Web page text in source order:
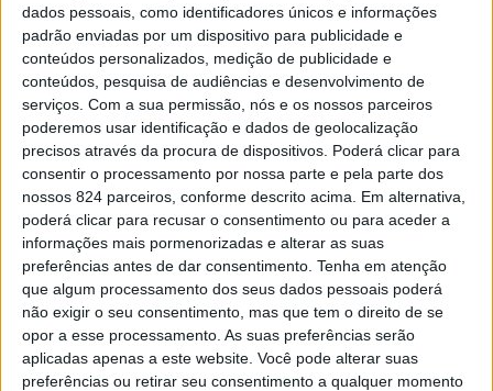
dados pessoais, como identificadores únicos e informações
padrão enviadas por um dispositivo para publicidade e
conteúdos personalizados, medição de publicidade e
conteúdos, pesquisa de audiências e desenvolvimento de
serviços. Com a sua permissão, nós e os nossos parceiros
poderemos usar identificação e dados de geolocalização
precisos através da procura de dispositivos. Poderá clicar para
consentir o processamento por nossa parte e pela parte dos
nossos 824 parceiros, conforme descrito acima. Em alternativa,
poderá clicar para recusar o consentimento ou para aceder a
informações mais pormenorizadas e alterar as suas
preferências antes de dar consentimento. Tenha em atenção
que algum processamento dos seus dados pessoais poderá
não exigir o seu consentimento, mas que tem o direito de se
opor a esse processamento. As suas preferências serão
aplicadas apenas a este website. Você pode alterar suas
preferências ou retirar seu consentimento a qualquer momento
Exclusivo,Sociedade
Miguel Portela: o rumor
da direção do CHEDV e
o futuro real
> Após ter anunciado a saída da direção executiva do
ACES - Aveiro Norte, Miguel Portela foi apontado como o
próximo diretor do CHEDV (Centro Hospitalar do Entre
Douro e Vouga) uma vez que o mandato de Miguel Paiva
está perto do fim.